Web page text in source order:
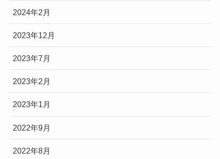
2024年2月
2023年12月
2023年7月
2023年2月
2023年1月
2022年9月
2022年8月